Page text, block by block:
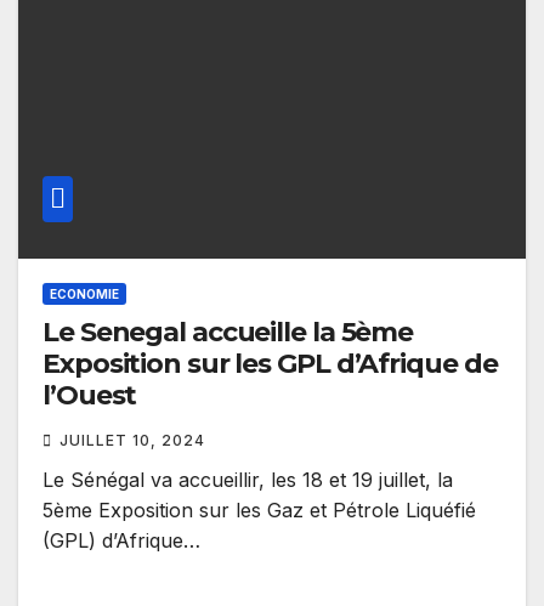
ECONOMIE
Le Senegal accueille la 5ème
Exposition sur les GPL d’Afrique de
l’Ouest
JUILLET 10, 2024
Le Sénégal va accueillir, les 18 et 19 juillet, la
5ème Exposition sur les Gaz et Pétrole Liquéfié
(GPL) d’Afrique…